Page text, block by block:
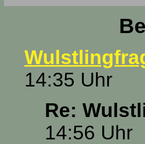
14:35 Uhr
Re:
14:56 Uhr